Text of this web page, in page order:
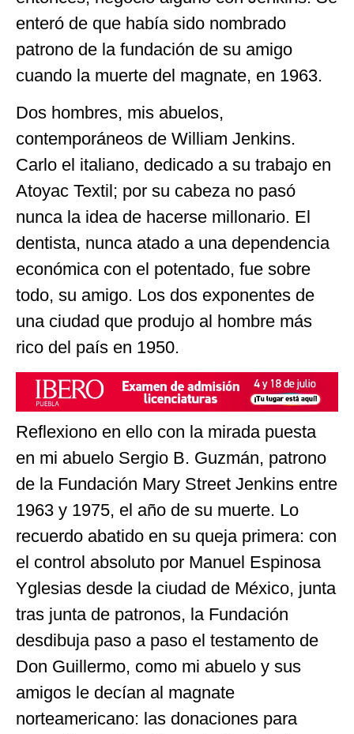
enteró de que había sido nombrado
patrono de la fundación de su amigo
cuando la muerte del magnate, en 1963.
Dos hombres, mis abuelos,
contemporáneos de William Jenkins.
Carlo el italiano, dedicado a su trabajo en
Atoyac Textil; por su cabeza no pasó
nunca la idea de hacerse millonario. El
dentista, nunca atado a una dependencia
económica con el potentado, fue sobre
todo, su amigo. Los dos exponentes de
una ciudad que produjo al hombre más
rico del país en 1950.
Reflexiono en ello con la mirada puesta
en mi abuelo Sergio B. Guzmán, patrono
de la Fundación Mary Street Jenkins entre
1963 y 1975, el año de su muerte. Lo
recuerdo abatido en su queja primera: con
el control absoluto por Manuel Espinosa
Yglesias desde la ciudad de México, junta
tras junta de patronos, la Fundación
desdibuja paso a paso el testamento de
Don Guillermo, como mi abuelo y sus
amigos le decían al magnate
norteamericano: las donaciones para